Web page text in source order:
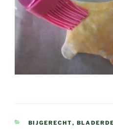
CATEGORIEËN
BIJGERECHT,